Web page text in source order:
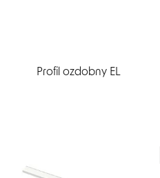
Profil ozdobny EL